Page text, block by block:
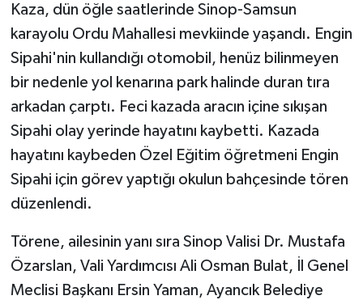
Kaza, dün öğle saatlerinde Sinop-Samsun
karayolu Ordu Mahallesi mevkiinde yaşandı. Engin
Sipahi'nin kullandığı otomobil, henüz bilinmeyen
bir nedenle yol kenarına park halinde duran tıra
arkadan çarptı. Feci kazada aracın içine sıkışan
Sipahi olay yerinde hayatını kaybetti. Kazada
hayatını kaybeden Özel Eğitim öğretmeni Engin
Sipahi için görev yaptığı okulun bahçesinde tören
düzenlendi.
Törene, ailesinin yanı sıra Sinop Valisi Dr. Mustafa
Özarslan, Vali Yardımcısı Ali Osman Bulat, İl Genel
Meclisi Başkanı Ersin Yaman, Ayancık Belediye